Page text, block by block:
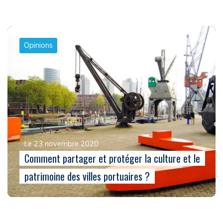
Opinions
Le 23 novembre 2020
Comment partager et protéger la culture et le
patrimoine des villes portuaires ?